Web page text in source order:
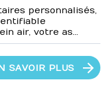
personnalisés,
air, votre as...
SAVOIR PLUS